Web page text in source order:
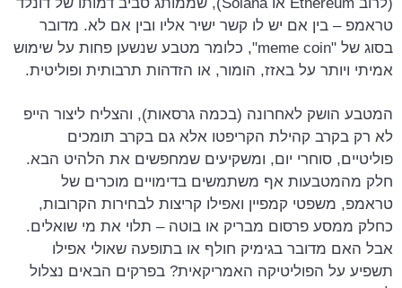
טראמפ – בין אם יש לו קשר ישיר אליו ובין אם לא. מדובר
בסוג של "meme coin", כלומר מטבע שנשען פחות על שימוש
אמיתי ויותר על באזז, הומור, או הזדהות תרבותית ופוליטית.
המטבע הושק לאחרונה (בכמה גרסאות), והצליח ליצור הייפ
לא רק בקרב קהילת הקריפטו אלא גם בקרב תומכים
פוליטיים, סוחרי יום, ומשקיעים שמחפשים את הלהיט הבא.
חלק מהמטבעות אף משתמשים בדימויים מוכרים של
טראמפ, משפטי קמפיין ואפילו קריצות לבחירות הקרובות,
כחלק ממסע פרסום מבריק או בוטה – תלוי את מי שואלים.
אבל האם מדובר בגימיק חולף או בתופעה שאולי אפילו
תשפיע על הפוליטיקה האמריקאית? בפרקים הבאים נצלול